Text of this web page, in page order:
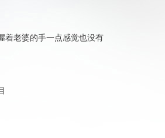
着老婆的手一点感觉也没有